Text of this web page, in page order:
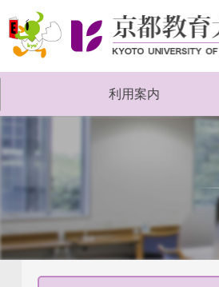
京
学
附
属
館
利用案内